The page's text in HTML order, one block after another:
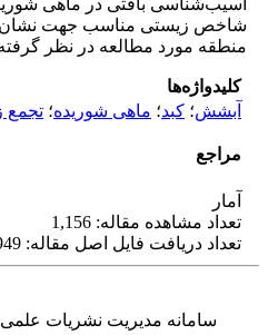
آسیب‌شناسی بافتی در ماهی
شاخص زیستی مناسب جهت نشان
منطقه مورد مطالعه در نظر
کلیدواژه‌ها
آبشش؛ کبد؛ ماهی شوریده؛ تجمع
مراجع
آمار
تعداد مشاهده مقاله: 1,156
تعداد دریافت فایل اصل مقاله: 949
سامانه مدیریت نشریات